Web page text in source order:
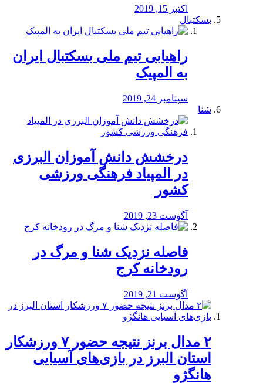
اکتبر 15, 2019
بسکتبال
راهیابی تیم ملی بسکتبال ایران
به المپیک
سپتامبر 24, 2019
شنا
درخشش دانش آموزان البرزی
در المپیاد فرهنگی ورزشی
کشور
آگوست 23, 2019
️فاصله نزدیک شنا و مرگ در
رودخانه کرج
آگوست 21, 2019
۲ مدال برنز نتیجه حضور ۷ ورزشکار
استان البرز در بازی‌های آسیایی
هانگژو